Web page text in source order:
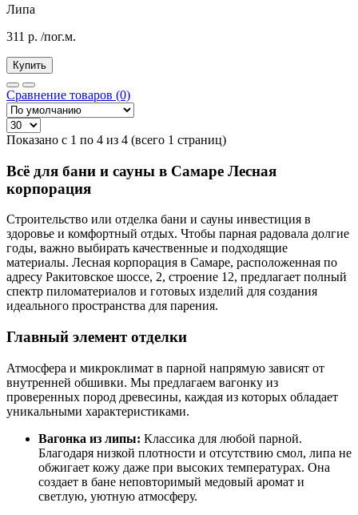
Липа
311 р. /пог.м.
Купить
Сравнение товаров (0)
Показано с 1 по 4 из 4 (всего 1 страниц)
Всё для бани и сауны в Самаре Лесная
корпорация
Строительство или отделка бани и сауны инвестиция в
здоровье и комфортный отдых. Чтобы парная радовала долгие
годы, важно выбирать качественные и подходящие
материалы. Лесная корпорация в Самаре, расположенная по
адресу Ракитовское шоссе, 2, строение 12, предлагает полный
спектр пиломатериалов и готовых изделий для создания
идеального пространства для парения.
Главный элемент отделки
Атмосфера и микроклимат в парной напрямую зависят от
внутренней обшивки. Мы предлагаем вагонку из
проверенных пород древесины, каждая из которых обладает
уникальными характеристиками.
Вагонка из липы: Классика для любой парной.
Благодаря низкой плотности и отсутствию смол, липа не
обжигает кожу даже при высоких температурах. Она
создает в бане неповторимый медовый аромат и
светлую, уютную атмосферу.